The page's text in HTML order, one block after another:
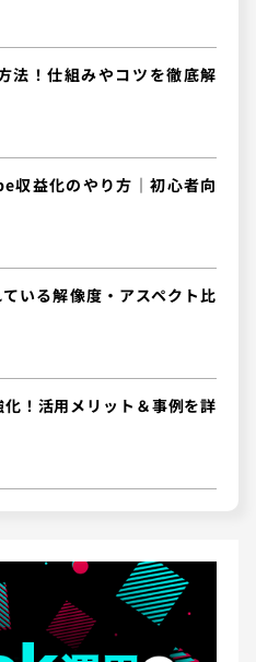
法！仕組みやコツを徹底解
収益化のやり方｜初心者向
いる解像度・アスペクト比
！活用メリット＆事例を詳